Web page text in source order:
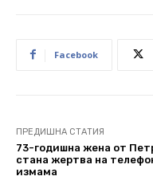
Facebook
ПРЕДИШНА СТАТИЯ
73-годишна жена от
стана жертва на
измама